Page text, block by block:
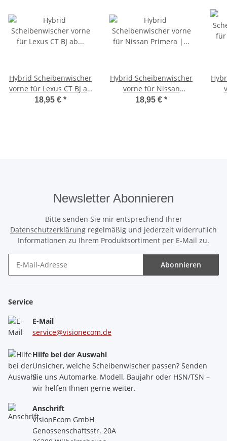
Hybrid Scheibenwischer
vorne für Lexus CT BJ ab
2010> | GS BJ 2012 -
18,95 € *
Hybrid Scheibenwischer
vorne für Nissan
Primera | Typ P10 W10 |
18,95 € *
Newsletter Abonnieren
Bitte senden Sie mir entsprechend Ihrer
Datenschutzerklärung regelmäßig und jederzeit widerruflich
Informationen zu Ihrem Produktsortiment per E-Mail zu.
Abonnieren
Service
E-Mail
service@visionecom.de
Hilfe bei der Auswahl
Unsicher, welche Scheibenwischer passen? Senden
Sie uns Automarke, Modell, Baujahr oder HSN/TSN –
wir helfen Ihnen gerne weiter.
Anschrift
VisionEcom GmbH
Genossenschaftsstr. 20A